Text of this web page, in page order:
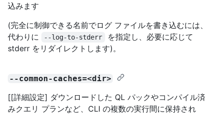
込みます
(完全に制御できる名前でログ ファイルを書き込むには、
代わりに
--log-to-stderr
を指定し、必要に応じて
stderr をリダイレクトします)。
--common-caches=<dir>
[[詳細設定] ダウンロードした QL パックやコンパイル済
みクエリ プランなど、CLI の複数の実行間に保持され